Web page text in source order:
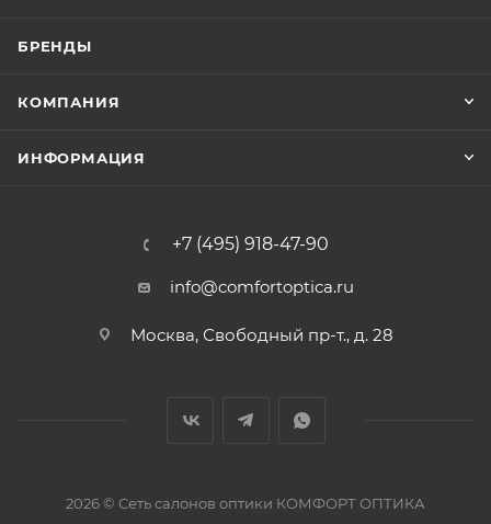
БРЕНДЫ
КОМПАНИЯ
ИНФОРМАЦИЯ
+7 (495) 918-47-90
info@comfortoptica.ru
Москва, Свободный пр-т., д. 28
2026 © Сеть салонов оптики КОМФОРТ ОПТИКА